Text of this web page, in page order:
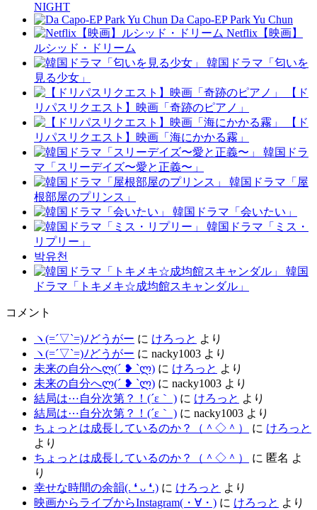
NIGHT
Da Capo-EP Park Yu Chun
Netflix【映画】
ルシッド・ドリーム
韓国ドラマ「匂いを
見る少女」
【ド
リパスリクエスト】映画「奇跡のピアノ」
【ド
リパスリクエスト】映画「海にかかる霧」
韓国ドラ
マ「スリーデイズ〜愛と正義〜」
韓国ドラマ「屋
根部屋のプリンス」
韓国ドラマ「会いたい」
韓国ドラマ「ミス・
リプリー」
박유천
韓国
ドラマ「トキメキ☆成均館スキャンダル」
コメント
ヽ(=´▽`=)ﾉどうがー に けろっと より
ヽ(=´▽`=)ﾉどうがー に nacky1003 より
未来の自分へლ⁠(⁠´⁠ ⁠❥⁠ ⁠`⁠ლ⁠) に けろっと より
未来の自分へლ⁠(⁠´⁠ ⁠❥⁠ ⁠`⁠ლ⁠) に nacky1003 より
結局は⋯自分次第？！(´ε｀ ) に けろっと より
結局は⋯自分次第？！(´ε｀ ) に nacky1003 より
ちょっとは成長しているのか？（＾◇＾）
に けろっと
より
ちょっとは成長しているのか？（＾◇＾）
に 匿名 よ
り
幸せな時間の余韻(⁠.⁠ ⁠❛⁠ ⁠ᴗ⁠ ⁠❛⁠.⁠) に けろっと より
映画からライブからInstagram(⁠・⁠∀⁠・⁠) に けろっと より